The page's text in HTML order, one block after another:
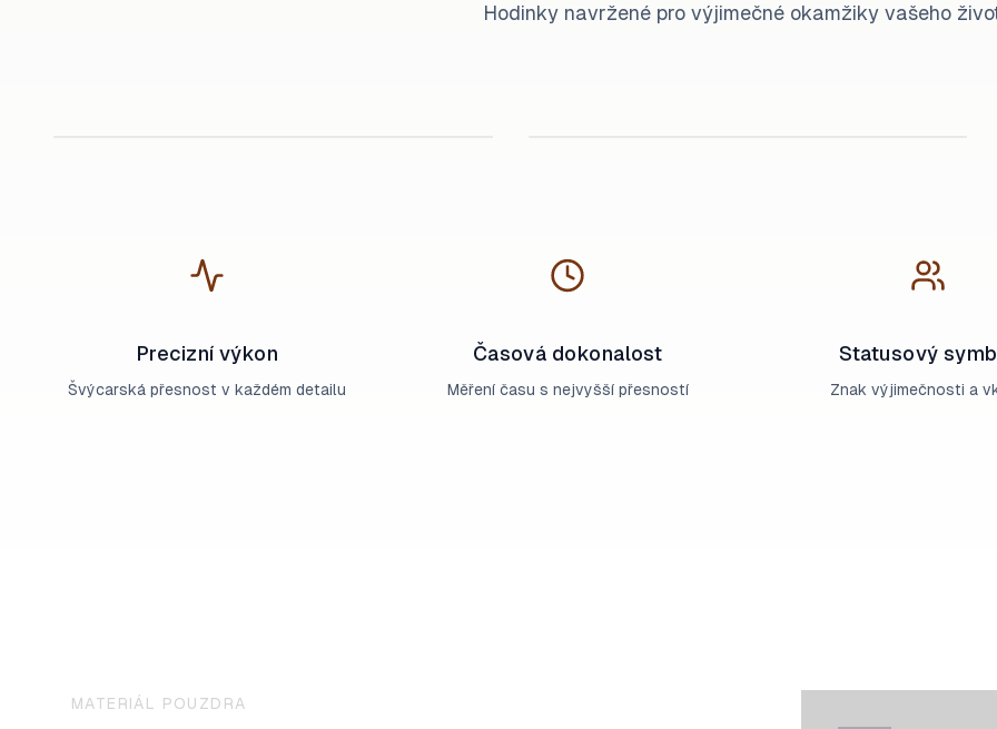
Hodinky navržené pro výjimečné okamžiky vašeho
Precizní výkon
Švýcarská přesnost v každém detailu
Časová dokonalost
Měření času s nejvyšší přesností
Statusový
Znak výjimečnosti a
MATERIÁL POUZDRA